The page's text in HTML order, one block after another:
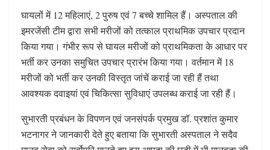
घायलों में 12 महिलाएं, 2 पुरुष एवं 7 बच्चे शामिल हैं। अस्पताल की
इमरजेंसी टीम द्वारा सभी मरीजों को तत्काल प्राथमिक उपचार प्रदान
किया गया। गंभीर रूप से घायल मरीजों को प्राथमिकता के आधार पर
भर्ती कर उनका समुचित उपचार प्रारंभ किया गया। वर्तमान में 18
मरीजों को भर्ती कर उनकी विस्तृत जांचें कराई जा रही हैं तथा
आवश्यक दवाइयां एवं चिकित्सा सुविधाएं उपलब्ध कराई जा रही हैं।
सुभारती प्रबंधन के विपणन एवं जनसंपर्क प्रमुख डॉ. प्रशांत कुमार
भटनागर ने जानकारी देते हुए बताया कि सुभारती अस्पताल ने सदैव